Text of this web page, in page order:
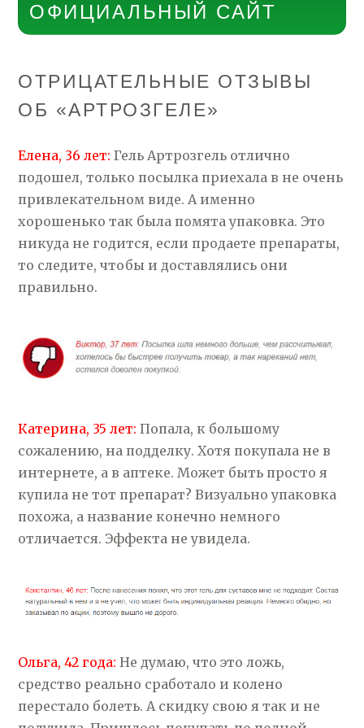
ОФИЦИАЛЬНЫЙ САЙТ
ОТРИЦАТЕЛЬНЫЕ ОТЗЫВЫ
ОБ «АРТРОЗГЕЛЕ»
Елена, 36 лет: Гель Артрозгель отлично
подошел, только посылка приехала в не очень
привлекательном виде. А именно
хорошенько так была помята упаковка. Это
никуда не годится, если продаете препараты,
то следите, чтобы и доставлялись они
правильно.
Катерина, 35 лет: Попала, к большому
сожалению, на подделку. Хотя покупала не в
интернете, а в аптеке. Может быть просто я
купила не тот препарат? Визуально упаковка
похожа, а название конечно немного
отличается. Эффекта не увидела.
Ольга, 42 года: Не думаю, что это ложь,
средство реально сработало и колено
перестало болеть. А скидку свою я так и не